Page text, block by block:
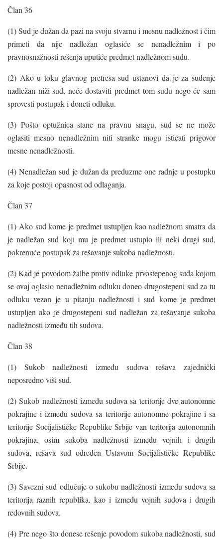
Član 36
(1) Sud je dužan da pazi na svoju stvarnu i mesnu nadležnost i čim
primeti da nije nadležan oglasiće se nenadležnim i po
pravnosnažnosti rešenja uputiće predmet nadležnom sudu.
(2) Ako u toku glavnog pretresa sud ustanovi da je za suđenje
nadležan niži sud, neće dostaviti predmet tom sudu nego će sam
sprovesti postupak i doneti odluku.
(3) Pošto optužnica stane na pravnu snagu, sud se ne može
oglasiti mesno nenadležnim niti stranke mogu isticati prigovor
mesne nenadležnosti.
(4) Nenadležan sud je dužan da preduzme one radnje u postupku
za koje postoji opasnost od odlaganja.
Član 37
(1) Ako sud kome je predmet ustupljen kao nadležnom smatra da
je nadležan sud koji mu je predmet ustupio ili neki drugi sud,
pokrenuće postupak za rešavanje sukoba nadležnosti.
(2) Kad je povodom žalbe protiv odluke prvostepenog suda kojom
se ovaj oglasio nenadležnim odluku doneo drugostepeni sud za tu
odluku vezan je u pitanju nadležnosti i sud kome je predmet
ustupljen ako je drugostepeni sud nadležan za rešavanje sukoba
nadležnosti između tih sudova.
Član 38
(1) Sukob nadležnosti između sudova rešava zajednički
neposredno viši sud.
(2) Sukob nadležnosti između sudova sa teritorije dve autonomne
pokrajine i između sudova sa teritorije autonomne pokrajine i sa
teritorije Socijalističke Republike Srbije van teritorija autonomnih
pokrajina, osim sukoba nadležnosti između vojnih i drugih
sudova, rešava sud određen Ustavom Socijalističke Republike
Srbije.
(3) Savezni sud odlučuje o sukobu nadležnosti između sudova sa
teritorija raznih republika, kao i između vojnih sudova i drugih
redovnih sudova.
(4) Pre nego što donese rešenje povodom sukoba nadležnosti, sud